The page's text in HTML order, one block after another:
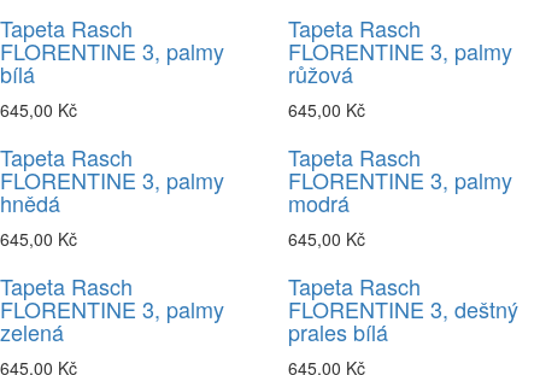
Tapeta Rasch
FLORENTINE 3, palmy
bílá
645,00 Kč
Tapeta Rasch
FLORENTINE 3, palmy
růžová
645,00 Kč
Tapeta Rasch
FLORENTINE 3, palmy
hnědá
645,00 Kč
Tapeta Rasch
FLORENTINE 3, palmy
modrá
645,00 Kč
Tapeta Rasch
FLORENTINE 3, palmy
zelená
645,00 Kč
Tapeta Rasch
FLORENTINE 3, deštný
prales bílá
645,00 Kč